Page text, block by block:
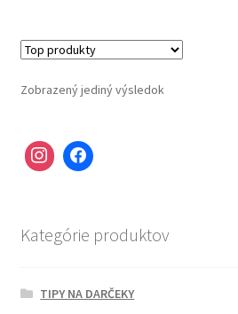
Zobrazený jediný výsledok
Kategórie produktov
TIPY NA DARČEKY